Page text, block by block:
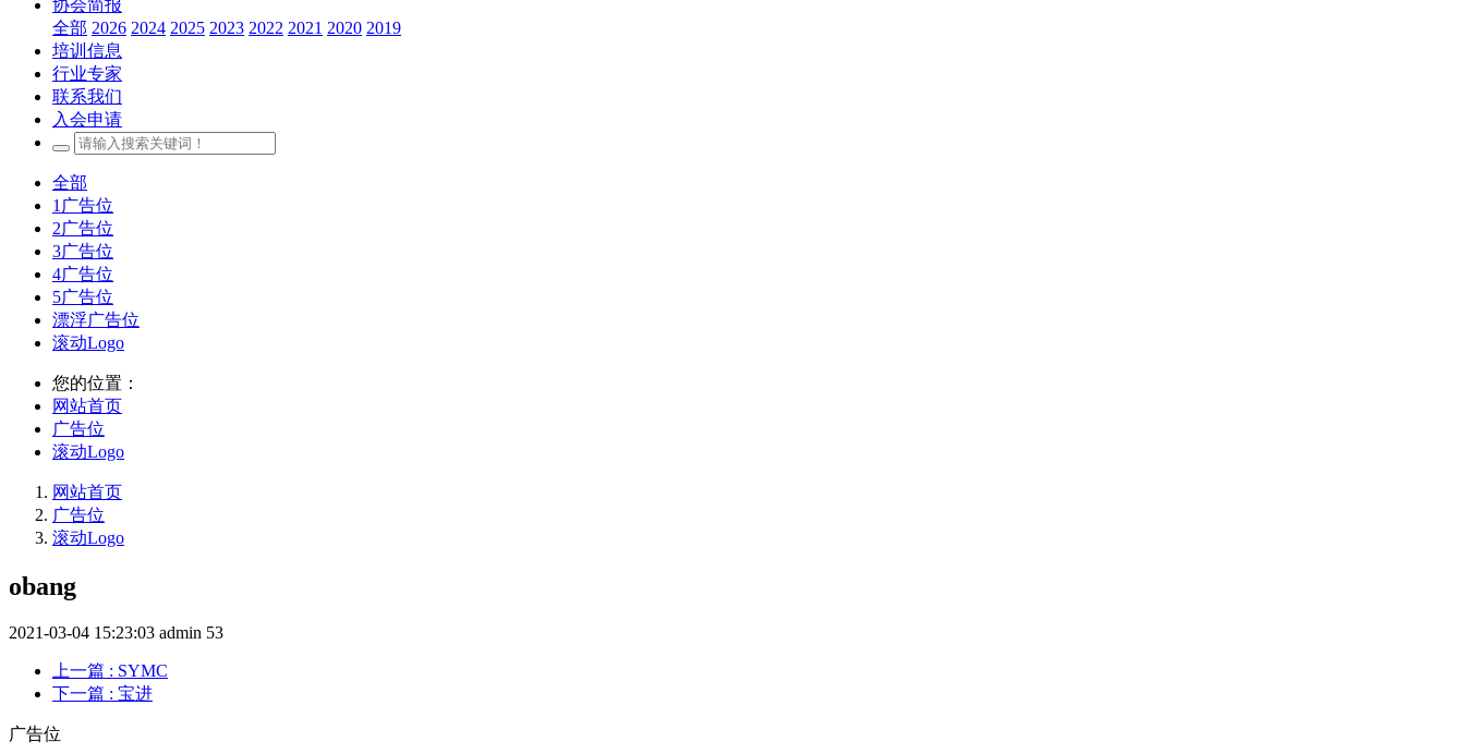
协会简报
全部 2026 2024 2025 2023 2022 2021 2020 2019
培训信息
行业专家
联系我们
入会申请
全部
1广告位
2广告位
3广告位
4广告位
5广告位
漂浮广告位
滚动Logo
您的位置：
网站首页
广告位
滚动Logo
网站首页
广告位
滚动Logo
obang
2021-03-04 15:23:03 admin 53
上一篇 : SYMC
下一篇 : 宝进
广告位